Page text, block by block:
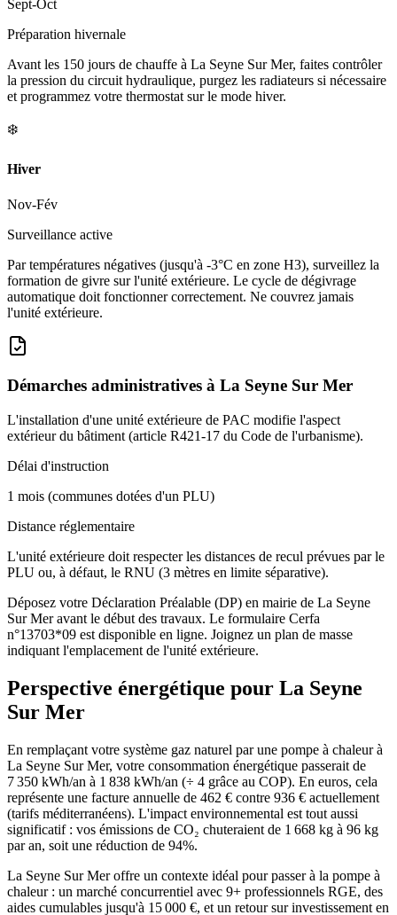
Sept-Oct
Préparation hivernale
Avant les 150 jours de chauffe à La Seyne Sur Mer, faites contrôler
la pression du circuit hydraulique, purgez les radiateurs si nécessaire
et programmez votre thermostat sur le mode hiver.
❄️
Hiver
Nov-Fév
Surveillance active
Par températures négatives (jusqu'à -3°C en zone H3), surveillez la
formation de givre sur l'unité extérieure. Le cycle de dégivrage
automatique doit fonctionner correctement. Ne couvrez jamais
l'unité extérieure.
Démarches administratives à La Seyne Sur Mer
L'installation d'une unité extérieure de PAC modifie l'aspect
extérieur du bâtiment (article R421-17 du Code de l'urbanisme).
Délai d'instruction
1 mois (communes dotées d'un PLU)
Distance réglementaire
L'unité extérieure doit respecter les distances de recul prévues par le
PLU ou, à défaut, le RNU (3 mètres en limite séparative).
Déposez votre Déclaration Préalable (DP) en mairie de La Seyne
Sur Mer avant le début des travaux. Le formulaire Cerfa
n°13703*09 est disponible en ligne. Joignez un plan de masse
indiquant l'emplacement de l'unité extérieure.
Perspective énergétique pour La Seyne
Sur Mer
En remplaçant votre système gaz naturel par une pompe à chaleur à
La Seyne Sur Mer, votre consommation énergétique passerait de
7 350 kWh/an à 1 838 kWh/an (÷ 4 grâce au COP). En euros, cela
représente une facture annuelle de 462 € contre 936 € actuellement
(tarifs méditerranéens). L'impact environnemental est tout aussi
significatif : vos émissions de CO₂ chuteraient de 1 668 kg à 96 kg
par an, soit une réduction de 94%.
La Seyne Sur Mer offre un contexte idéal pour passer à la pompe à
chaleur : un marché concurrentiel avec 9+ professionnels RGE, des
aides cumulables jusqu'à 15 000 €, et un retour sur investissement en